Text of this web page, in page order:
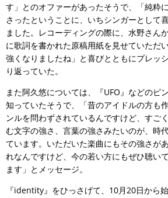
す」とのオファーがあったそうで、「純粋
さったということに、いちシンガーとして
ました。レコーディングの際に、水野さん
に歌詞を書かれた原稿用紙を見せていただ
強くなりましたね」と喜びとともにプレッ
り返っていた。
また阿久悠については、『UFO』などのピ
知っていたそうで、「昔のアイドルの方も
ンルを問わずされているんですけど、すご
む文字の強さ、言葉の強さみたいのが、時
ています。いただいた楽曲にもその強さが
れなんですけど、今の若い方にもぜひ聴い
ます」とメッセージ。
『identity』をひっさげて、10月20日から